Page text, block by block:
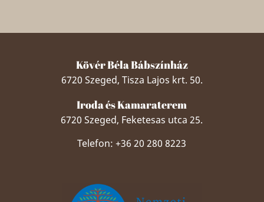
Kövér Béla Bábszínház
6720 Szeged, Tisza Lajos krt. 50.
Iroda és Kamaraterem
6720 Szeged, Feketesas utca 25.
Telefon: +36 20 280 8223